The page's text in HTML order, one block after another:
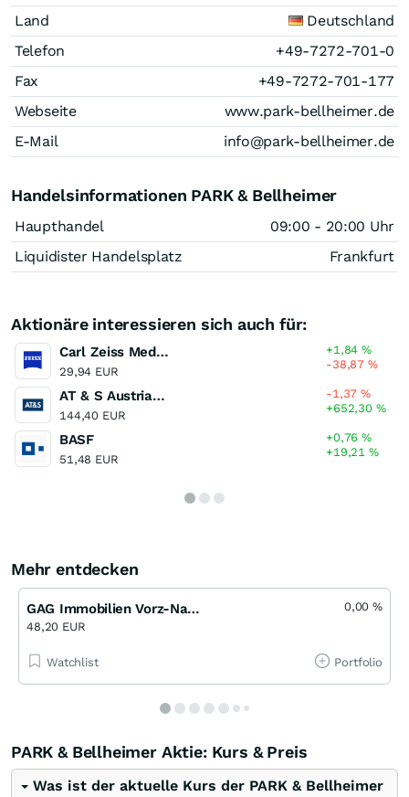
Land
Deutschland
Telefon
+49-7272-701-0
Fax
+49-7272-701-177
Webseite
www.park-bellheimer.de
E-Mail
info@park-bellheimer.de
Handelsinformationen PARK & Bellheimer
Haupthandel
09:00 - 20:00 Uhr
Liquidister Handelsplatz
Frankfurt
Aktionäre interessieren sich auch für:
Carl Zeiss Meditec
29,94 EUR
+1,84%
-38,87%
AT & S Austria Technologie & Systemtechnik
144,40 EUR
-1,37%
+652,30 %
BASF
51,48 EUR
+0,76%
+19,21%
Mehr entdecken
GAG Immobilien Vorz-Namen-Akt (A)
48,20 EUR
0,00%
Watchlist Portfolio
PARK & Bellheimer Aktie: Kurs & Preis
Was ist der aktuelle Kurs der PARK & Bellheimer